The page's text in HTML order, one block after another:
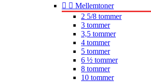
  Mellemtoner
2 5/8 tommer
3 tommer
3,5 tommer
4 tommer
5 tommer
6 ½ tommer
8 tommer
10 tommer